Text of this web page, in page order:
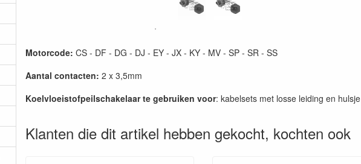
Motorcode: CS - DF - DG - DJ - EY - JX - KY - MV - SP - SR - SS
Aantal contacten: 2 x 3,5mm
Koelvloeistofpeilschakelaar te gebruiken voor: kabelsets met losse leiding en hulsje
Klanten die dit artikel hebben gekocht, kochten ook